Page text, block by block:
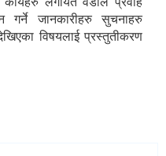
गर्ने जानकारीहरु सुचनाहरु
विषयलाई प्रस्तुतीकरण